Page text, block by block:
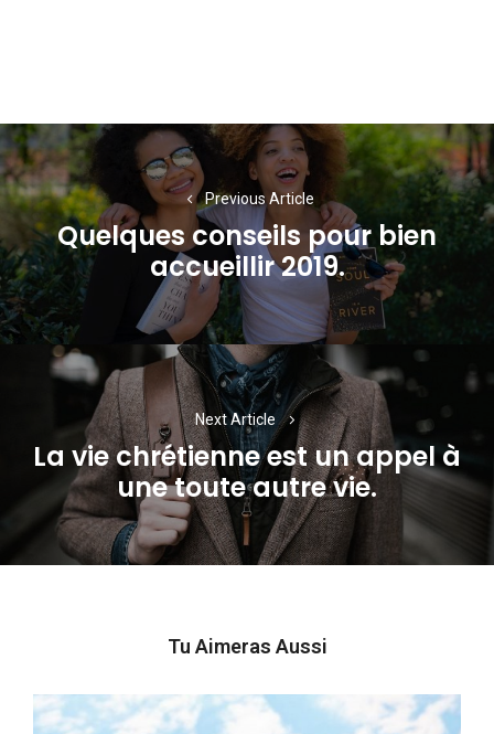
Navigation
de
l’article
Previous Article
Previous
post:
Quelques conseils pour bien
accueillir 2019.
Next Article
Next
post:
La vie chrétienne est un appel à
une toute autre vie.
Tu Aimeras Aussi